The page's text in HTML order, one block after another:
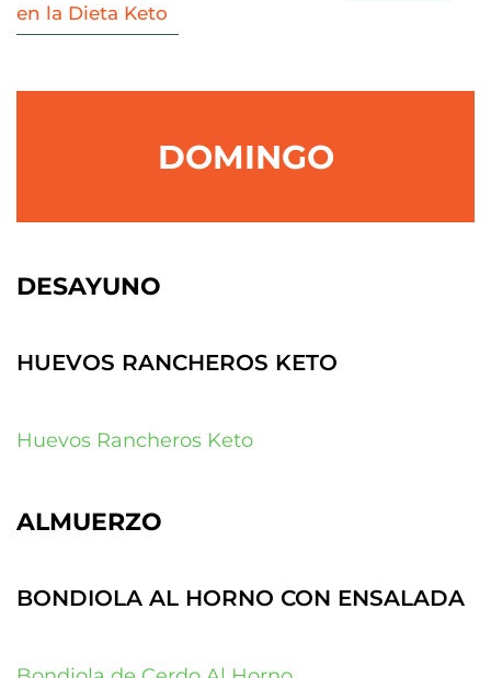
en la Dieta Keto
DOMINGO
DESAYUNO
HUEVOS RANCHEROS KETO
Huevos Rancheros Keto
ALMUERZO
BONDIOLA AL HORNO CON ENSALADA